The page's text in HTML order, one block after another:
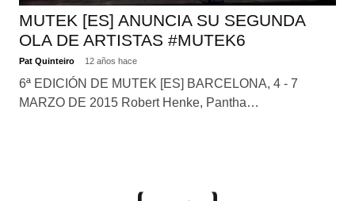
MUTEK [ES] ANUNCIA SU SEGUNDA
OLA DE ARTISTAS #MUTEK6
Pat Quinteiro 12 años hace
6ª EDICIÓN DE MUTEK [ES] BARCELONA, 4 - 7
MARZO DE 2015 Robert Henke, Pantha…